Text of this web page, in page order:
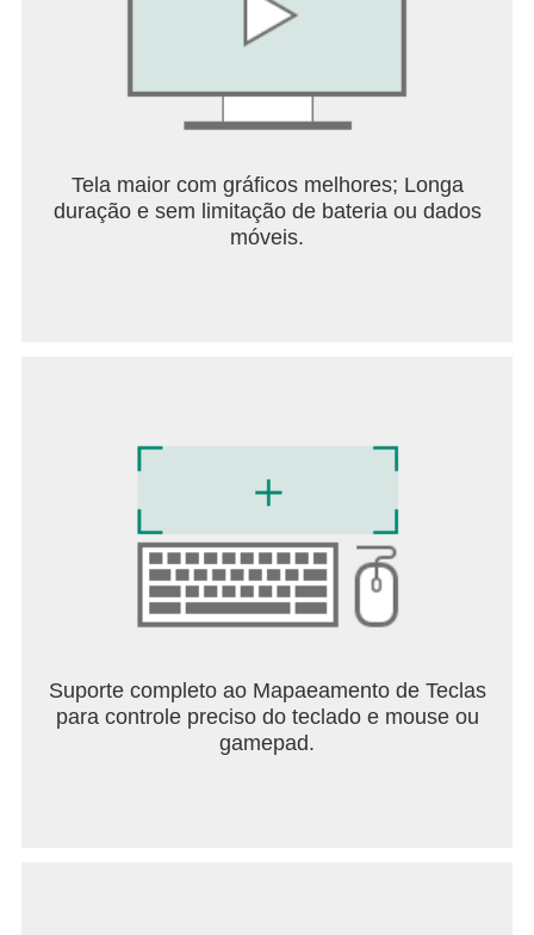
Tela maior com gráficos melhores; Longa
duração e sem limitação de bateria ou dados
móveis.
Suporte completo ao Mapaeamento de Teclas
para controle preciso do teclado e mouse ou
gamepad.